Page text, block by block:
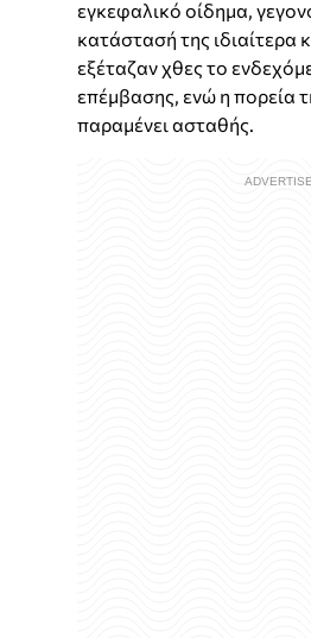
εγκεφαλικό οίδημα,
κατάστασή της ιδιαίτερα
εξέταζαν χθες το
επέμβασης, ενώ η πορεία
παραμένει ασταθής.